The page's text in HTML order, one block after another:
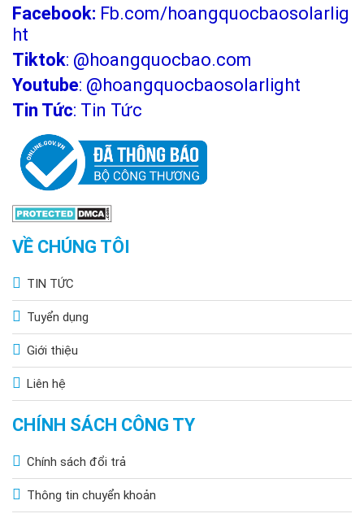
Facebook: Fb.com/hoangquocbaosolarlig
ht
Tiktok: @hoangquocbao.com
Youtube: @hoangquocbaosolarlight
Tin Tức: Tin Tức
VỀ CHÚNG TÔI
TIN TỨC
Tuyển dụng
Giới thiệu
Liên hệ
CHÍNH SÁCH CÔNG TY
Chính sách đổi trả
Thông tin chuyển khoản